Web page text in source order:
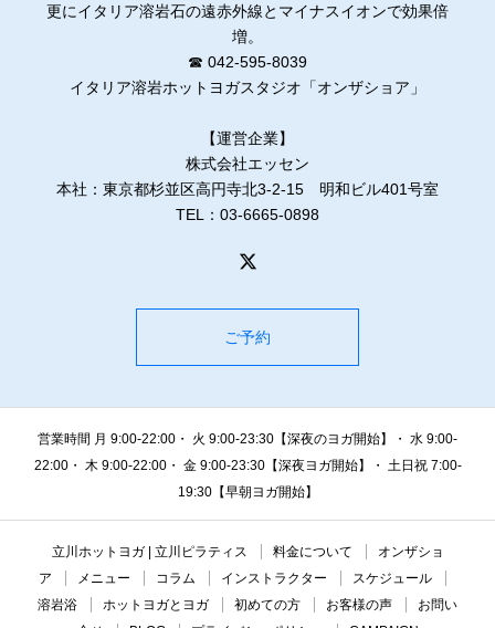
更にイタリア溶岩石の遠赤外線とマイナスイオンで効果倍
増。
☎ 042-595-8039
イタリア溶岩ホットヨガスタジオ「オンザショア」
【運営企業】
株式会社エッセン
本社：東京都杉並区高円寺北3-2-15 明和ビル401号室
TEL：03-6665-0898
ご予約
営業時間 月 9:00-22:00・ 火 9:00-23:30【深夜のヨガ開始】・ 水 9:00-
22:00・ 木 9:00-22:00・ 金 9:00-23:30【深夜ヨガ開始】・ 土日祝 7:00-
19:30【早朝ヨガ開始】
立川ホットヨガ | 立川ピラティス 料金について
オンザショ
ア
メニュー コラム インストラクター
スケジュール
溶岩浴
ホットヨガとヨガ 初めての方 お客様の声
お問い